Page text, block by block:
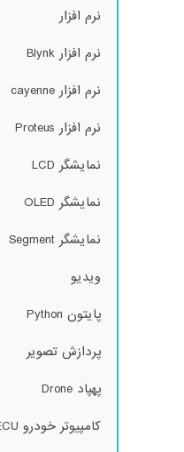
نرم افزار
نرم افزار Blynk
نرم افزار cayenne
نرم افزار Proteus
نمایشگر LCD
نمایشگر OLED
نمایشگر Segment
ویدیو
پایتون Python
پردازش تصویر
پهپاد Drone
کامپیوتر خودرو ECU